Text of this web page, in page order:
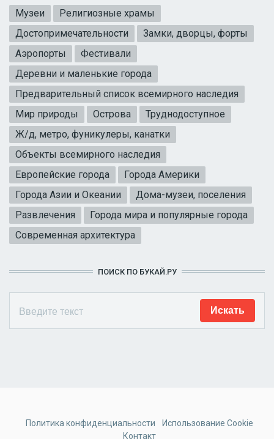
Музеи
Религиозные храмы
Достопримечательности
Замки, дворцы, форты
Аэропорты
Фестивали
Деревни и маленькие города
Предварительный список всемирного наследия
Мир природы
Острова
Труднодоступное
Ж/д, метро, фуникулеры, канатки
Объекты всемирного наследия
Европейские города
Города Америки
Города Азии и Океании
Дома-музеи, поселения
Развлечения
Города мира и популярные города
Современная архитектура
ПОИСК ПО БУКАЙ.РУ
Политика конфиденциальности
Использование Cookie
Контакт